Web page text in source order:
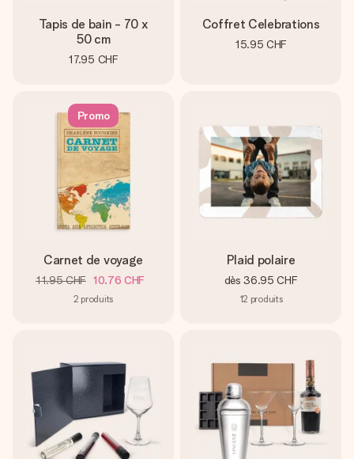
Tapis de bain - 70 x
50 cm
17.95 CHF
Coffret Celebrations
15.95 CHF
Promo
Carnet de voyage
11.95 CHF 10.76 CHF
2 produits
Plaid polaire
dès 36.95 CHF
12 produits